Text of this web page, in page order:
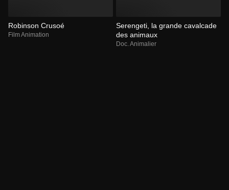
Robinson Crusoé
Film Animation
Serengeti, la grande cavalcade
des animaux
Doc. Animalier